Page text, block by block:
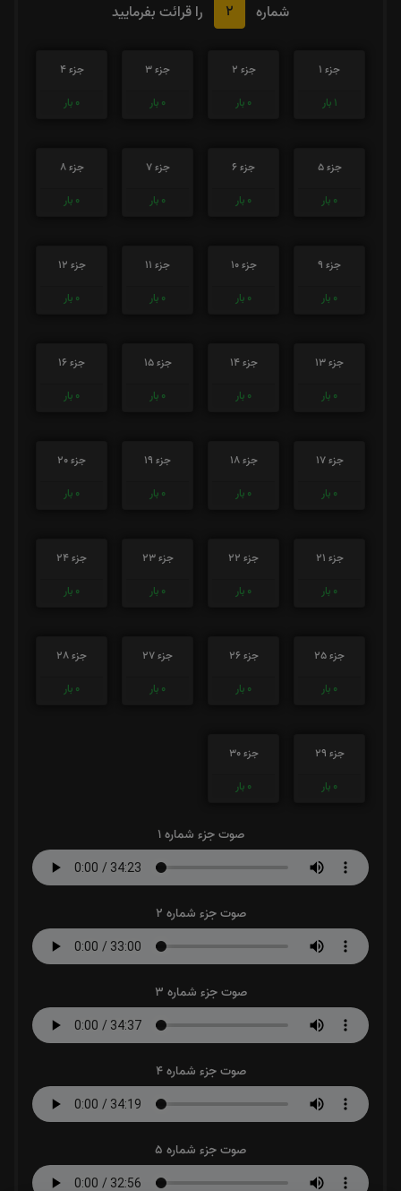
شماره
2 را قرائت بفرمایید
جزء 1
1 بار
جزء 2
0 بار
جزء 3
0 بار
جزء 4
0 بار
جزء 5
0 بار
جزء 6
0 بار
جزء 7
0 بار
جزء 8
0 بار
جزء 9
0 بار
جزء 10
0 بار
جزء 11
0 بار
جزء 12
0 بار
جزء 13
0 بار
جزء 14
0 بار
جزء 15
0 بار
جزء 16
0 بار
جزء 17
0 بار
جزء 18
0 بار
جزء 19
0 بار
جزء 20
0 بار
جزء 21
0 بار
جزء 22
0 بار
جزء 23
0 بار
جزء 24
0 بار
جزء 25
0 بار
جزء 26
0 بار
جزء 27
0 بار
جزء 28
0 بار
جزء 29
0 بار
جزء 30
0 بار
صوت جزء شماره 1
صوت جزء شماره 2
صوت جزء شماره 3
صوت جزء شماره 4
صوت جزء شماره 5